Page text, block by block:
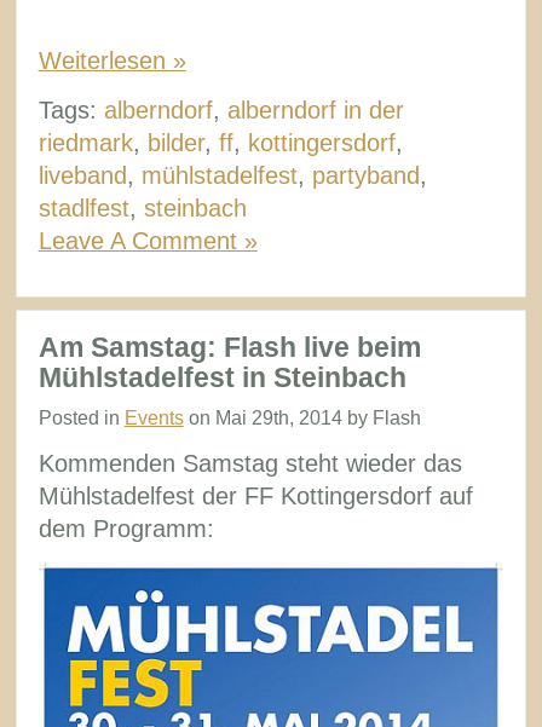
Weiterlesen »
Tags: alberndorf, alberndorf in der
riedmark, bilder, ff, kottingersdorf,
liveband , mühlstadelfest, partyband ,
stadlfest, steinbach
Leave A Comment »
Am Samstag: Flash live beim
Mühlstadelfest in Steinbach
Posted in Eventson Mai 29th, 2014 by Flash
Kommenden Samstag steht wieder das
Mühlstadelfest der FF Kottingersdorf auf
dem Programm: